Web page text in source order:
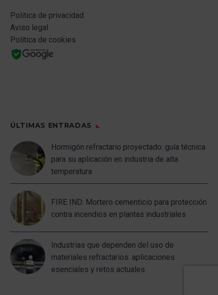
Politica de privacidad
Aviso legal
Política de cookies
ÚLTIMAS ENTRADAS
Hormigón refractario proyectado: guía técnica
para su aplicación en industria de alta
temperatura
FIRE IND: Mortero cementicio para protección
contra incendios en plantas industriales
Industrias que dependen del uso de
materiales refractarios: aplicaciones
esenciales y retos actuales